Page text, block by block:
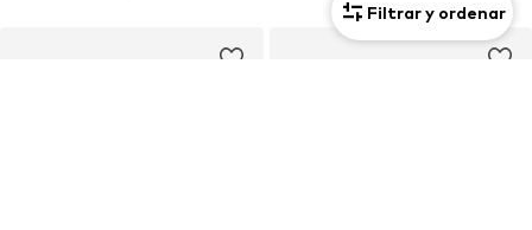
Filtrar y ordenar